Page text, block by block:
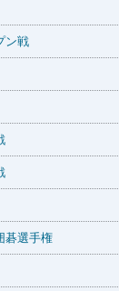
ン戦
碁選手権